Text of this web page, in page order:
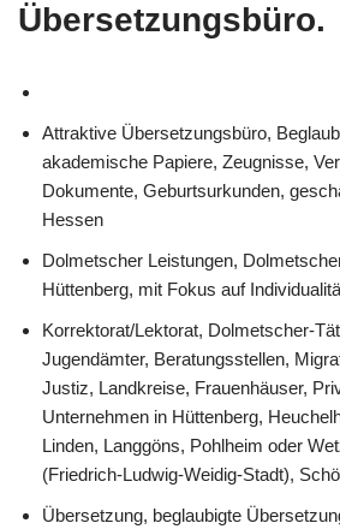
Übersetzungsbüro.
Attraktive Übersetzungsbüro,
akademische Papiere, Zeugnisse,
Dokumente, Geburtsurkunden,
Hessen
Dolmetscher Leistungen,
Hüttenberg, mit Fokus auf
Korrektorat/Lektorat, Dolmetscher-
Jugendämter, Beratungsstellen,
Justiz, Landkreise, Frauenhäuser,
Unternehmen in Hüttenberg,
Linden, Langgöns, Pohlheim oder
(Friedrich-Ludwig-Weidig-Stadt),
Übersetzung, beglaubigte